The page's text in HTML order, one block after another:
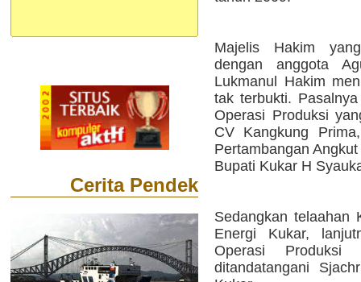
Cerita Pendek
Majelis Hakim
dengan anggota
Lukmanul Hakim
tak terbukti.
Operasi Produksi
CV Kangkung
Pertambangan
Bupati Kukar H
Sedangkan telaahan
Energi Kukar,
Operasi
ditandatangani